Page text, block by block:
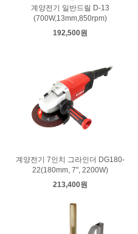
계양전기 일반드릴 D-13
(700W,13mm,850rpm)
192,500원
계양전기 7인치 그라인더 DG180-
22(180mm, 7", 2200W)
213,400원